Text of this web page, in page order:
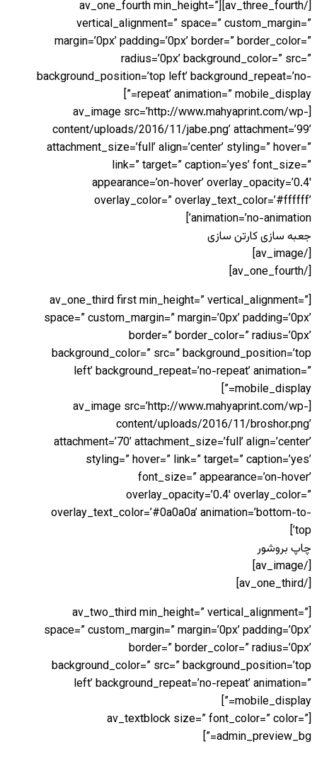
[/av_three_fourth][av_one_fourth min_height=”
vertical_alignment=” space=” custom_margin=”
margin=’0px’ padding=’0px’ border=” border_color=”
radius=’0px’ background_color=” src=”
background_position=’top left’ background_repeat=’no-
repeat’ animation=” mobile_display=”]
[av_image src=’http://www.mahyaprint.com/wp-
content/uploads/2016/11/jabe.png’ attachment=’99’
attachment_size=’full’ align=’center’ styling=” hover=”
link=” target=” caption=’yes’ font_size=”
appearance=’on-hover’ overlay_opacity=’0.4′
overlay_color=” overlay_text_color=’#ffffff’
animation=’no-animation’]
جعبه سازی کارتن سازی
[/av_image]
[/av_one_fourth]
[av_one_third first min_height=” vertical_alignment=”
space=” custom_margin=” margin=’0px’ padding=’0px’
border=” border_color=” radius=’0px’
background_color=” src=” background_position=’top
left’ background_repeat=’no-repeat’ animation=”
mobile_display=”]
[av_image src=’http://www.mahyaprint.com/wp-
content/uploads/2016/11/broshor.png’
attachment=’70’ attachment_size=’full’ align=’center’
styling=” hover=” link=” target=” caption=’yes’
font_size=” appearance=’on-hover’
overlay_opacity=’0.4′ overlay_color=”
overlay_text_color=’#0a0a0a’ animation=’bottom-to-
top’]
چاپ بروشور
[/av_image]
[/av_one_third]
[av_two_third min_height=” vertical_alignment=”
space=” custom_margin=” margin=’0px’ padding=’0px’
border=” border_color=” radius=’0px’
background_color=” src=” background_position=’top
left’ background_repeat=’no-repeat’ animation=”
mobile_display=”]
[av_textblock size=” font_color=” color=”
admin_preview_bg=”]